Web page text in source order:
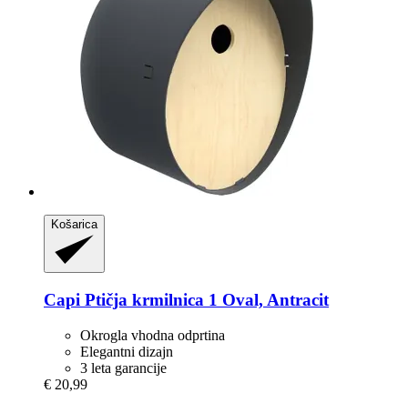
Košarica
Capi Ptičja krmilnica 1 Oval, Antracit
Okrogla vhodna odprtina
Elegantni dizajn
3 leta garancije
€ 20,99